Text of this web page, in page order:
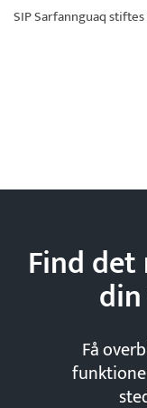
SIP Sarfannguaqstiftes
Find
din
Få